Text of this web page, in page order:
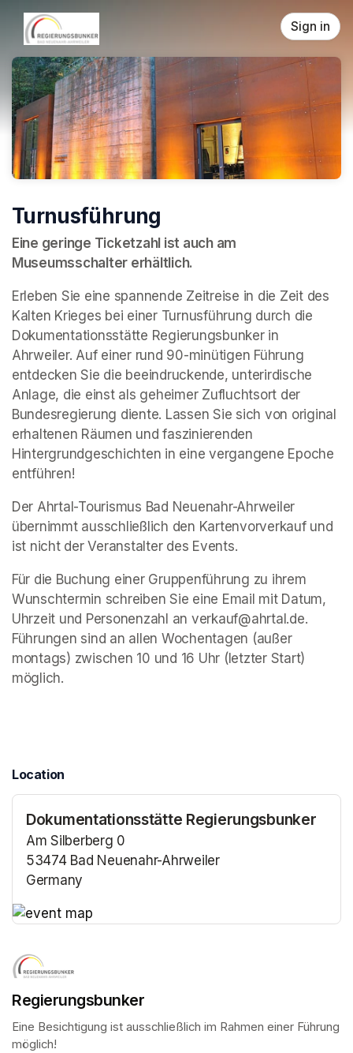
Skip header
Sign in
Turnusführung
Eine geringe Ticketzahl ist auch am
Museumsschalter erhältlich.
Erleben Sie eine spannende Zeitreise in die Zeit des
Kalten Krieges bei einer Turnusführung durch die
Dokumentationsstätte Regierungsbunker in
Ahrweiler. Auf einer rund 90-minütigen Führung
entdecken Sie die beeindruckende, unterirdische
Anlage, die einst als geheimer Zufluchtsort der
Bundesregierung diente. Lassen Sie sich von original
erhaltenen Räumen und faszinierenden
Hintergrundgeschichten in eine vergangene Epoche
entführen!
Der Ahrtal-Tourismus Bad Neuenahr-Ahrweiler
übernimmt ausschließlich den Kartenvorverkauf und
ist nicht der Veranstalter des Events.
Für die Buchung einer Gruppenführung zu ihrem
Wunschtermin schreiben Sie eine Email mit Datum,
Uhrzeit und Personenzahl an verkauf@ahrtal.de.
Führungen sind an allen Wochentagen (außer
montags) zwischen 10 und 16 Uhr (letzter Start)
möglich.
Location
Dokumentationsstätte Regierungsbunker
Am Silberberg 0
53474 Bad Neuenahr-Ahrweiler
Germany
Regierungsbunker
Eine Besichtigung ist ausschließlich im Rahmen einer Führung
möglich!